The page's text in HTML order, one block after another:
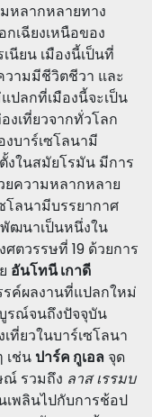
หลากหลายทาง
เฉียงเหนือของ
นียน เมืองนี้เป็นที่
ามมีชีวิตชีวา และ
ปลกที่เมืองนี้จะเป็น
เที่ยวจากทั่วโลก
งบาร์เซโลนามี
งในสมัยโรมัน มีการ
ยความหลากหลาย
โลนามีบรรยากาศ
ฒนาเป็นหนึ่งใน
ตวรรษที่ 19 ด้วยการ
อันโทนี เกาดี
ค์ผลงานที่แปลกใหม่
รณ์จนถึงปัจจุบัน
ที่ยวในบาร์เซโลนา
เช่น ปาร์ค กูเอล จุด
ณ์ รวมถึง ลาส เรรมบ
พลินไปกับการช้อป